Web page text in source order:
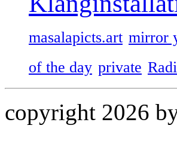
masalapicts.art mirror
of the day private
copyright 2026